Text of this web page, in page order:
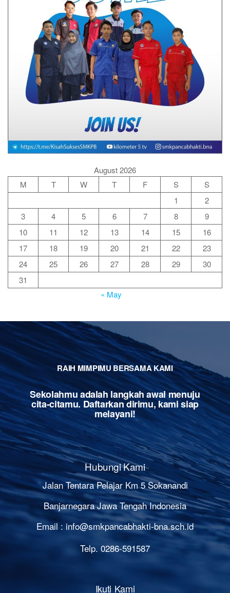
August 2026
M
T W T F S
S
1
2
3
4 5 6 7 8
9
10
11 12 13 14 15
16
17
18 19 20 21 22
23
24
25 26 27 28 29
30
31
« May
RAIH MIMPIMU BERSAMA KAMI
Sekolahmu adalah langkah awal menuju
cita-citamu. Daftarkan dirimu, kami siap
melayani!
Hubungi Kami
Jalan Tentara Pelajar Km 5 Sokanandi
Banjarnegara Jawa Tengah Indonesia
Email : info@smkpancabhakti-bna.sch.id
Telp. 0286-591587
Ikuti Kami